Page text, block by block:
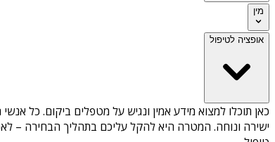
מין
אופציה לטיפול
כאן תוכלו למצוא מידע אמין ונגיש על מטפלים ביקום. כל
ישירה ונוחה. המטרה היא להקל עליכם בתהליך הבחירה –